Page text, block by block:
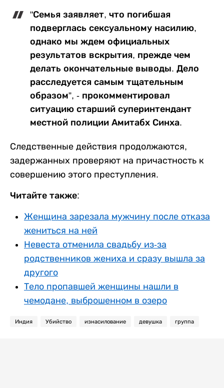
"Семья заявляет, что погибшая
подверглась сексуальному насилию,
однако мы ждем официальных
результатов вскрытия, прежде чем
делать окончательные выводы. Дело
расследуется самым тщательным
образом”, - прокомментировал
ситуацию старший суперинтендант
местной полиции Амитабх Синха.
Следственные действия продолжаются,
задержанных проверяют на причастность к
совершению этого преступления.
Читайте также:
Женщина зарезала мужчину после отказа
жениться на ней
Невеста отменила свадьбу из-за
родственников жениха и сразу вышла за
другого
Тело пропавшей женщины нашли в
чемодане, выброшенном в озеро
Индия Убийство изнасилование девушка группа